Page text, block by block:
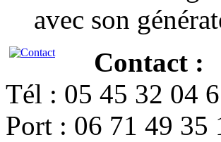
avec son
Contact :
Tél : 05 45 32 04
Port : 06 71 49 35